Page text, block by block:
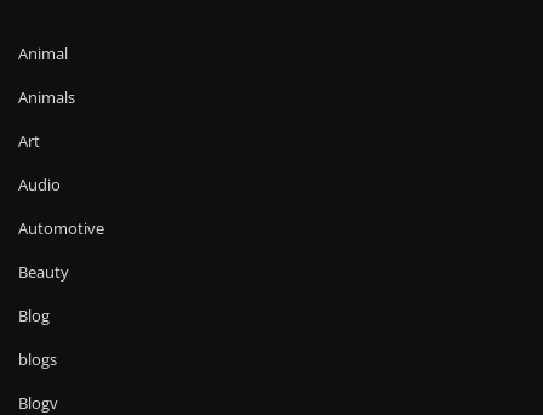
Animal
Animals
Art
Audio
Automotive
Beauty
Blog
blogs
Blogv